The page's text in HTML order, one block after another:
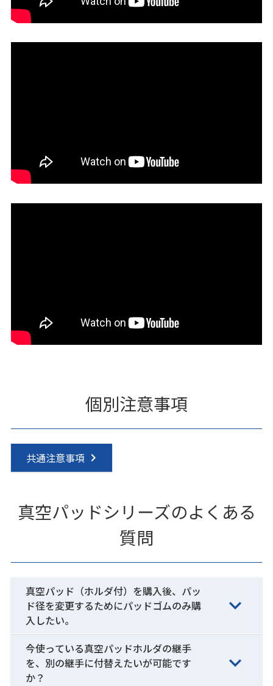
個別注意事項
共通注意事項
真空パッドシリーズのよくある
質問
真空パッド（ホルダ付）を購入後、パッ
ド径を変更するためにパッドゴムのみ購
入したい。
今使っている真空パッドホルダの継手
を、別の継手に付替えたいが可能です
か？